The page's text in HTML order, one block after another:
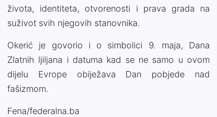
života, identiteta, otvorenosti i prava grada na
suživot svih njegovih stanovnika.
Okerić je govorio i o simbolici 9. maja, Dana
Zlatnih ljiljana i datuma kad se ne samo u ovom
dijelu Evrope obiježava Dan pobjede nad
fašizmom.
Fena/federalna.ba